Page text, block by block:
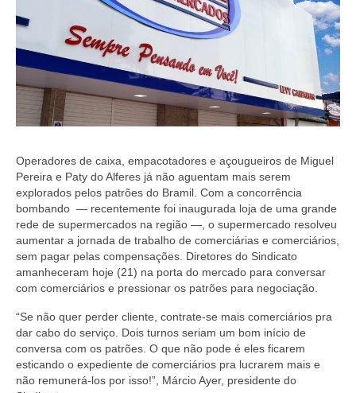
Acordos e convenções
Cadastro de empresa
Homologações
Declarações
Saúde
Aplicativo Comerciários RJ
Acordo de Feriado para Empresas
BENEFÍCIOS
Sede social
Operadores de caixa, empacotadores e açougueiros de Miguel
Pereira e Paty do Alferes já não aguentam mais serem
explorados pelos patrões do Bramil. Com a concorrência
bombando — recentemente foi inaugurada loja de uma grande
rede de supermercados na região — , o supermercado resolveu
aumentar a jornada de trabalho de comerciárias e comerciários,
sem pagar pelas compensações. Diretores do Sindicato
amanheceram hoje (21) na porta do mercado para conversar
com comerciários e pressionar os patrões para negociação.
“Se não quer perder cliente, contrate-se mais comerciários pra
dar cabo do serviço. Dois turnos seriam um bom início de
conversa com os patrões. O que não pode é eles ficarem
esticando o expediente de comerciários pra lucrarem mais e
não remunerá-los por isso!”, Márcio Ayer, presidente do